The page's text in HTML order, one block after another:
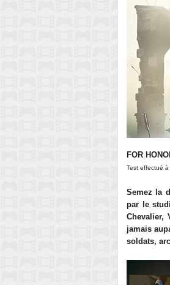
FOR
Test effectué à
Semez la
par le
Chevalier,
jamais
soldats,